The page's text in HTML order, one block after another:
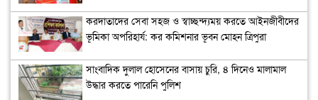
করদাতাদের সেবা সহজ ও স্বাচ্ছন্দ্যময় করতে আইনজীবীদের
ভূমিকা অপরিহার্য: কর কমিশনার ভূবন মোহন ত্রিপুরা
সাংবাদিক দুলাল হোসেনের বাসায় চুরি, ৪ দিনেও মালামাল
উদ্ধার করতে পারেনি পুলিশ